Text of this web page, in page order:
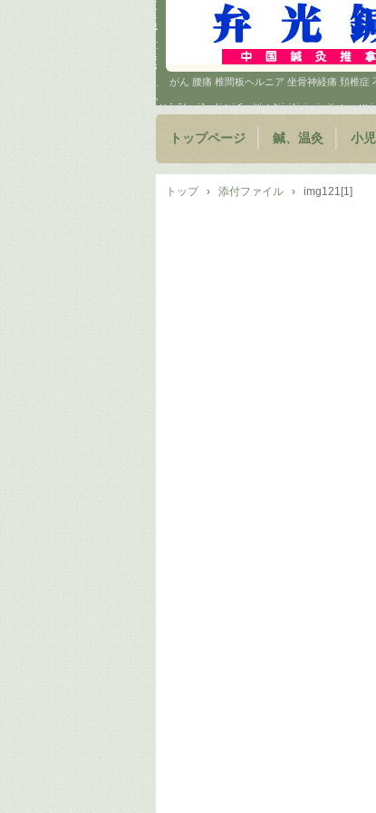
がん 腰痛 椎間板ヘルニア 坐骨神経痛 頚椎
トップページ 鍼、温灸 小
トップ › 添付ファイル › img121[1]